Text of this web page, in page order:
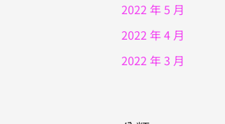
2022 年 5 月
2022 年 4 月
2022 年 3 月